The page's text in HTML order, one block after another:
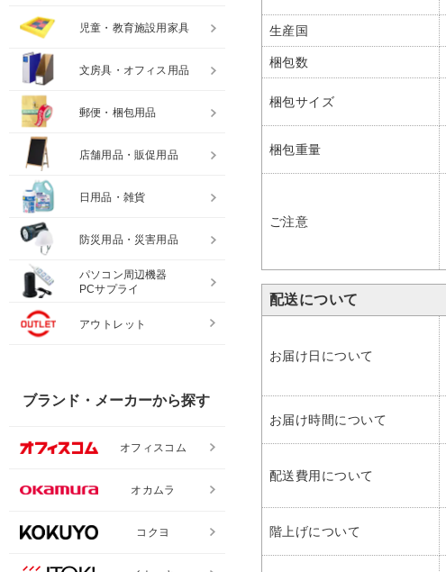
生産国
梱包数
梱包サイズ
梱包重量
ご注意
配送について
お届け日について
お届け時間について
配送費用について
階上げについて
児童・教育施設用家具
文房具・オフィス用品
郵便・梱包用品
店舗用品・販促用品
日用品・雑貨
防災用品・災害用品
パソコン周辺機器
PCサプライ
アウトレット
ブランド・メーカーから探す
オフィスコム
オカムラ
コクヨ